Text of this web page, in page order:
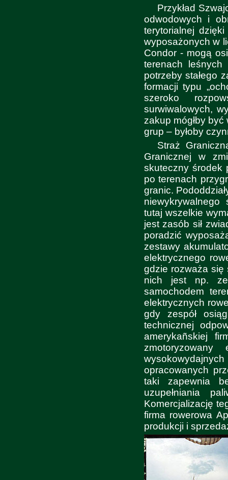
Przykład
odwodowych i
terytorialnej
wyposażonych w
Condor - mogą
terenach
potrzeby stałego
formacji typu
szeroko
surwiwalowych,
zakup mógłby być
grup – byłoby
Straż
Granicznej w
skuteczny środek
po terenach
granic.
niewykrywalnego
tutaj wszelkie
jest zasób sił
poradzić
zestawy
elektrycznego
gdzie rozważa się
nich jest np.
samochodem
elektrycznych
gdy zespół
technicznej
amerykañskiej
opracowanych
taki zapewnia
uzupełniania
Komercjalizację
firma rowerowa
produkcji i